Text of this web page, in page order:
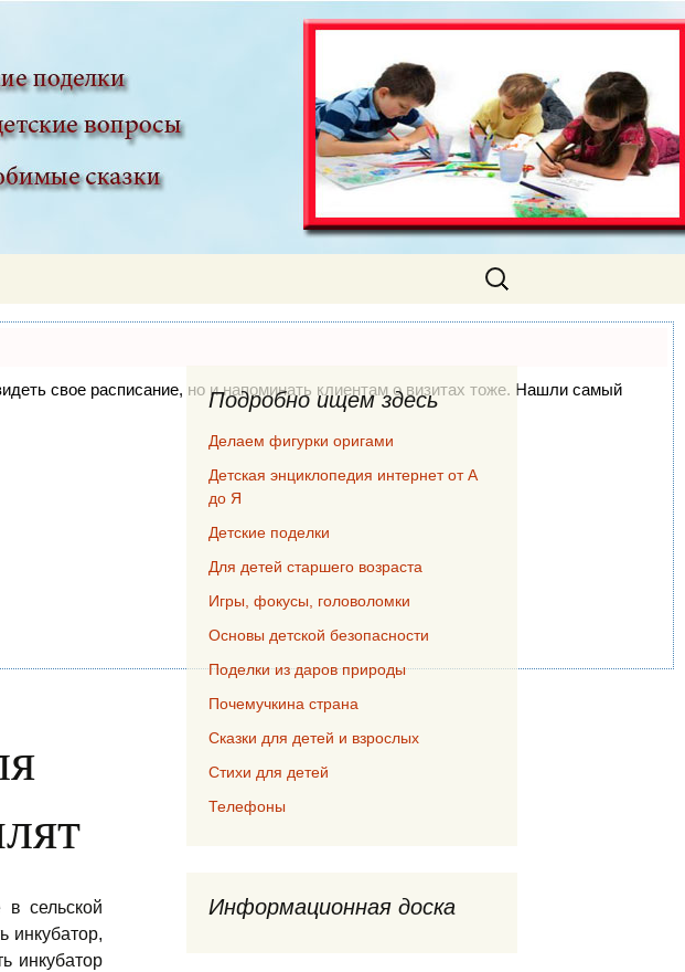
Найти:
свое расписание, но и напоминать клиентам о визитах тоже. Нашли самый
сельской
инкубатор,
инкубатор
Подробно ищем здесь
Делаем фигурки оригами
Детская энциклопедия интернет от А
до Я
Детские поделки
Для детей старшего возраста
Игры, фокусы, головоломки
Основы детской безопасности
Поделки из даров природы
Почемучкина страна
Сказки для детей и взрослых
Стихи для детей
Телефоны
Информационная доска